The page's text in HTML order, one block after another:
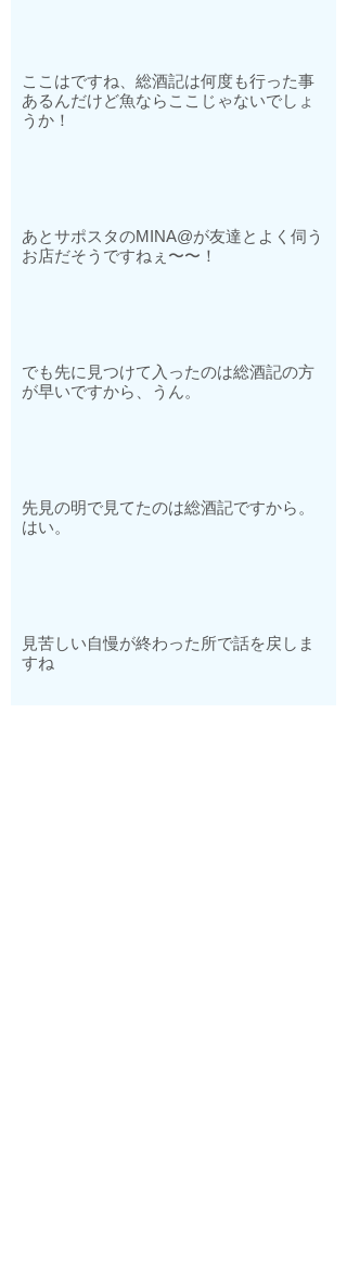
ここはですね、総酒記は何度も行った事
あるんだけど魚ならここじゃないでしょ
うか！
あとサポスタのMINA@が友達とよく伺う
お店だそうですねぇ〜〜！
でも先に見つけて入ったのは総酒記の方
が早いですから、うん。
先見の明で見てたのは総酒記ですから。
はい。
見苦しい自慢が終わった所で話を戻しま
すね